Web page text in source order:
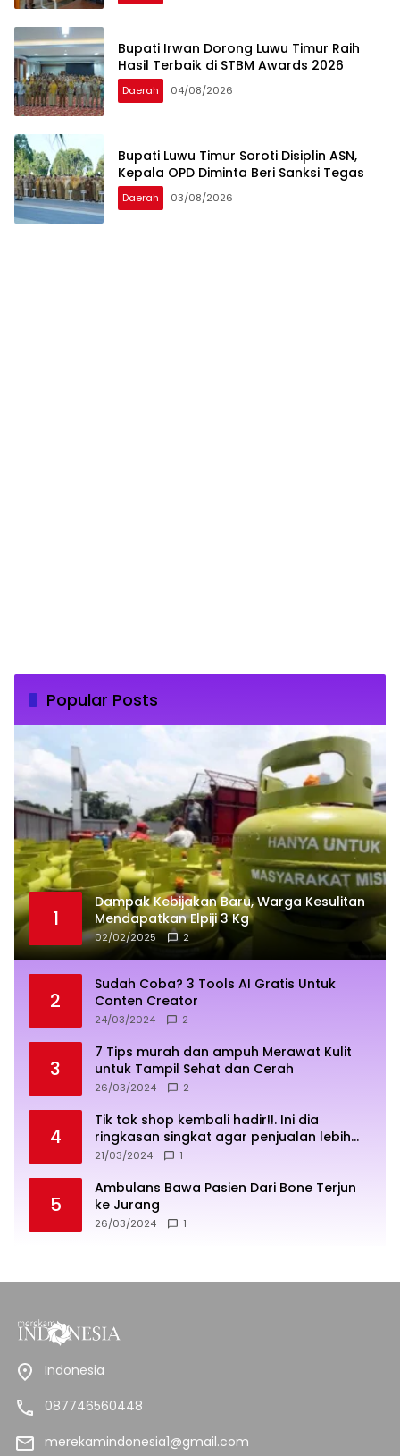
Bupati Irwan Dorong Luwu Timur Raih
Hasil Terbaik di STBM Awards 2026
Daerah 04/08/2026
Bupati Luwu Timur Soroti Disiplin ASN,
Kepala OPD Diminta Beri Sanksi Tegas ‎ ‎
Daerah 03/08/2026
Popular Posts
1
Dampak Kebijakan Baru, Warga Kesulitan
Mendapatkan Elpiji 3 Kg
02/02/2025 2
2
Sudah Coba? 3 Tools AI Gratis Untuk
Conten Creator
24/03/2024 2
3
7 Tips murah dan ampuh Merawat Kulit
untuk Tampil Sehat dan Cerah
26/03/2024 2
4
Tik tok shop kembali hadir!!. Ini dia
ringkasan singkat agar penjualan lebih
sukses
21/03/2024 1
5
Ambulans Bawa Pasien Dari Bone Terjun
ke Jurang
26/03/2024 1
Indonesia
087746560448
merekamindonesia1@gmail.com